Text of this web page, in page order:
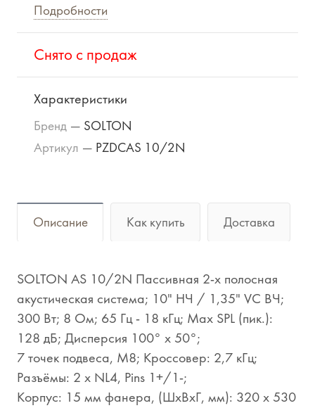
128 дБ; Дисперсия 100° х 50°;
7 точек подвеса, M8; Кроссовер: 2,7 кГц;
Разъёмы: 2 x NL4, Pins 1+/1-;
Подробности
Cнято с продаж
Характеристики
Бренд — SOLTON
Артикул — PZDCAS 10/2N
Описание Как купить Доставка
SOLTON AS 10/2N Пассивная 2-х полосная
акустическая система; 10" НЧ / 1,35" VC ВЧ;
300 Вт; 8 Ом; 65 Гц - 18 кГц; Мах SPL (пик.):
128 дБ; Дисперсия 100° х 50°;
7 точек подвеса, M8; Кроссовер: 2,7 кГц;
Разъёмы: 2 x NL4, Pins 1+/1-;
Корпус: 15 мм фанера, (ШxВxГ, мм): 320 x 530